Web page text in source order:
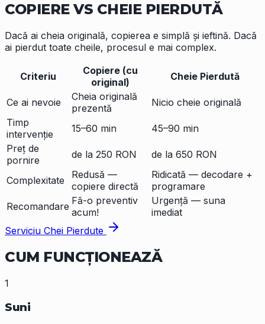
COPIERE VS CHEIE PIERDUTĂ
Dacă ai cheia originală, copierea e simplă și ieftină. Dacă
ai pierdut toate cheile, procesul e mai complex.
Criteriu
Copiere (cu
original)
Cheie Pierdută
Ce ai nevoie
Cheia originală
prezentă
Nicio cheie originală
Timp
intervenție
15–60 min
45–90 min
Preț de
pornire
de la 250 RON de la 650 RON
Complexitate
Redusă —
copiere directă
Ridicată — decodare +
programare
Recomandare Fă-o preventiv
acum!
Urgență — suna
imediat
Serviciu Chei Pierdute
CUM FUNCȚIONEAZĂ
1
Suni